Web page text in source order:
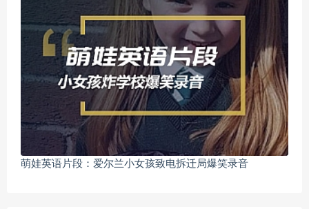
萌娃英语片段：爱尔兰小女孩致电拆迁局爆笑录音